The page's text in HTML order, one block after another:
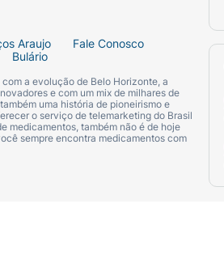
Araujo
Fale Conosco
Bulário
a evolução de Belo Horizonte, a
e com um mix de milhares de
uma história de pioneirismo e
o serviço de telemarketing do Brasil
medicamentos, também não é de hoje
sempre encontra medicamentos com